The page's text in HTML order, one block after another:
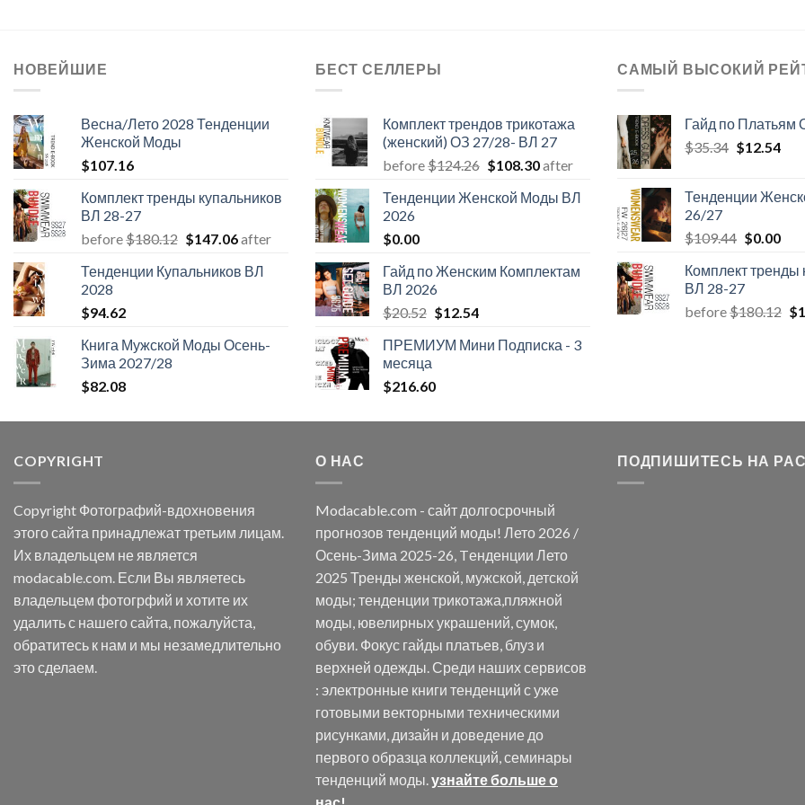
НОВЕЙШИЕ
Весна/Лето 2028 Тенденции
Женской Моды
$107.16
Комплект тренды купальников
ВЛ 28-27
before$180.12 Первоначальная
составляла
$147.06Текущая
$147.06.
after
Тенденции Купальников ВЛ
2028
$94.62
Книга Мужской Моды Осень-
Зима 2027/28
$82.08
БЕСТ СЕЛЛЕРЫ
Комплект трендов трикотажа
(женский) ОЗ 27/28- ВЛ 27
before$124.26 Первоначальная
составляла
$108.30Текущая
$108.30.
after
Тенденции Женской Моды ВЛ
2026
$0.00
Гайд по Женским Комплектам
ВЛ 2026
$20.52 Первоначальная
составляла
$12.54Текущая
$12.54.
ПРЕМИУМ Мини Подписка - 3
месяца
$216.60
САМЫЙ ВЫСОКИЙ
Гайд по Платьям
$35.34
$35.34.
$12.54
Тенденции
26/27
$109.44
$109.44.
$0.00
Комплект тренды
ВЛ 28-27
before$180.12 $
COPYRIGHT
Copyright Фотографий-вдохновения
этого сайта принадлежат третьим лицам.
Их владельцем не является
modacable.com. Если Вы являетесь
владельцем фотогрфий и хотите их
удалить с нашего сайта, пожалуйста,
обратитесь к нам и мы незамедлительно
это сделаем.
О НАС
Modacable.com - сайт долгосрочный
прогнозов тенденций моды! Лето 2026 /
Осень-Зима 2025-26, Tенденции Лето
2025 Тренды женской, мужской, детской
моды; тенденции трикотажа,пляжной
моды, ювелирных украшений, сумок,
обуви. Фокус гайды платьев, блуз и
верхней одежды. Среди наших сервисов
: электронные книги тенденций с уже
готовыми векторными техническими
рисунками, дизайн и доведение до
первого образца коллекций, семинары
тенденций моды.узнайте больше о
ПОДПИШИТЕСЬ НА